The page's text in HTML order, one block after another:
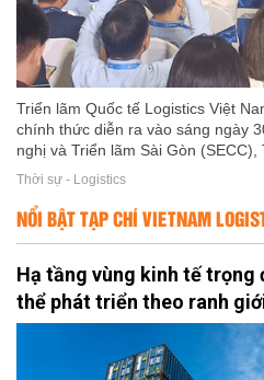
Triển lãm Quốc tế Logistics Việt
chính thức diễn ra vào sáng ngày
nghị và Triển lãm Sài Gòn (SECC),
Thời sự - Logistics
NỔI BẬT TẠP CHÍ VIETNAM
Hạ tầng vùng kinh tế
thể phát triển theo ranh